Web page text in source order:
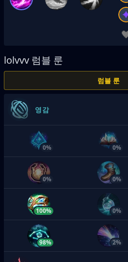
lolvvv 럼블 룬
럼블 룬
영감
0% 0%
0% 0%
100% 0%
98% 2%